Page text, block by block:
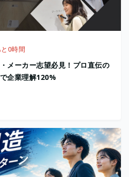
と0時間
メーカー志望必見！プロ直伝の
企業理解120%